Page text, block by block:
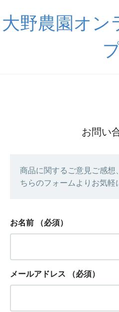
大野農園オン
お問い
商品に関するご意見ご感想
ちらのフォームよりお気軽
お名前 （必須）
メールアドレス （必須）